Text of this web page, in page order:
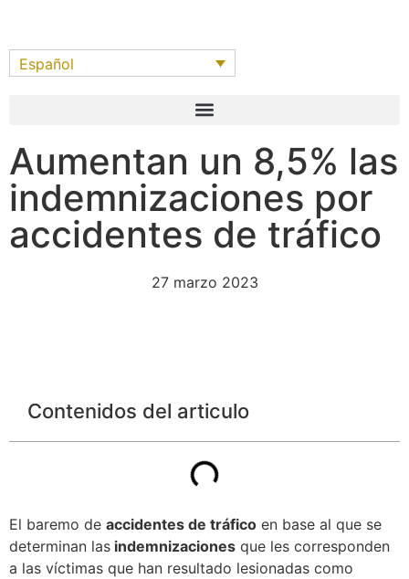
Español
Aumentan un 8,5% las
indemnizaciones por
accidentes de tráfico
27 marzo 2023
Contenidos del articulo
El baremo de accidentes de tráfico en base al que se
determinan las indemnizaciones que les corresponden
a las víctimas que han resultado lesionadas como